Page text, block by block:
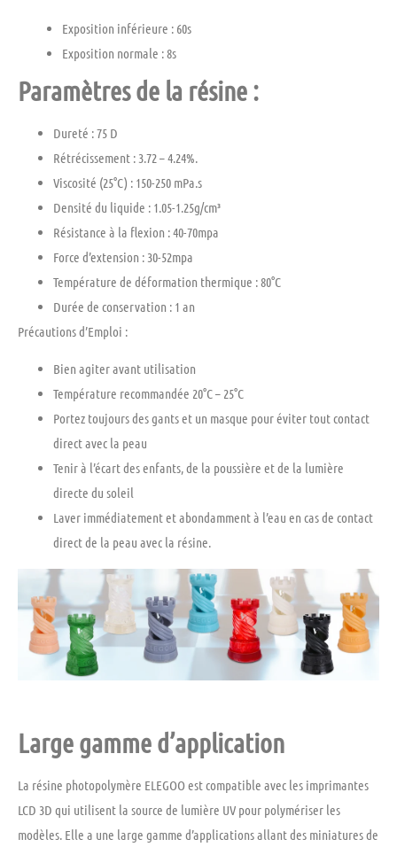
Exposition inférieure : 60s
Exposition normale : 8s
Paramètres de la résine :
Dureté : 75 D
Rétrécissement : 3.72 – 4.24%.
Viscosité (25°C) : 150-250 mPa.s
Densité du liquide : 1.05-1.25g/cm³
Résistance à la flexion : 40-70mpa
Force d’extension : 30-52mpa
Température de déformation thermique : 80°C
Durée de conservation : 1 an
Précautions d’Emploi :
Bien agiter avant utilisation
Température recommandée 20°C – 25°C
Portez toujours des gants et un masque pour éviter tout contact
direct avec la peau
Tenir à l’écart des enfants, de la poussière et de la lumière
directe du soleil
Laver immédiatement et abondamment à l’eau en cas de contact
direct de la peau avec la résine.
Large gamme d’application
La résine photopolymère ELEGOO est compatible avec les imprimantes
LCD 3D qui utilisent la source de lumière UV pour polymériser les
modèles. Elle a une large gamme d’applications allant des miniatures de